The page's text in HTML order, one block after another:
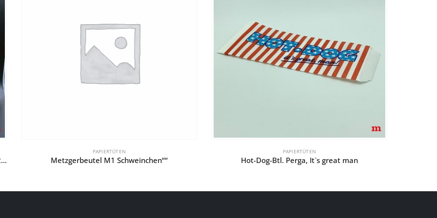
Papier-TT. Weihnacht Schaukelstuhl-Nikolaus“ 22+10×28″
PAPIERTÜTEN
Metzgerbeutel M1 Schweinchen““
PAPIERTÜTEN
Hot-Dog-Btl. Perga, It`s great man